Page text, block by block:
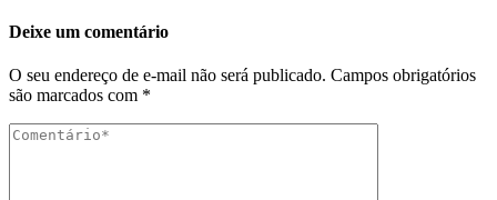
Deixe um comentário
O seu endereço de e-mail não será publicado. Campos obrigatórios
são marcados com *